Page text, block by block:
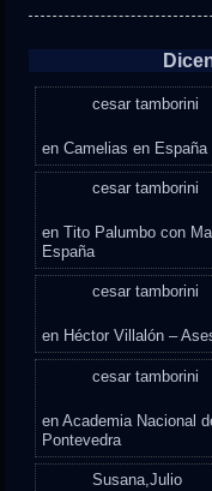
cesar tamborini
enCamelias en
cesar tamborini
enTito Palumbo con
España
cesar tamborini
en Héctor Villalón –
cesar tamborini
enAcademia Nacional
Pontevedra
Susana,Julio